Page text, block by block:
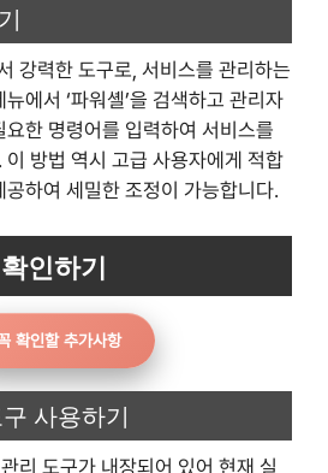
강력한 도구로, 서비스를 관리하는
에서 ‘파워셸’을 검색하고 관리자
한 명령어를 입력하여 서비스를
방법 역시 고급 사용자에게 적합
하여 세밀한 조정이 가능합니다.
인하기
확인할 추가사항
사용하기
리 도구가 내장되어 있어 현재 실